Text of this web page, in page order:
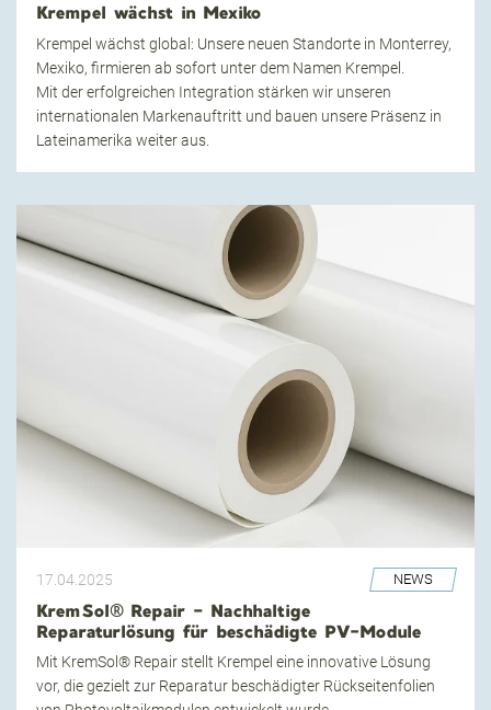
Krempel wächst in Mexiko
Krempel wächst global: Unsere neuen Standorte in Monterrey,
Mexiko, firmieren ab sofort unter dem Namen Krempel.
Mit der erfolgreichen Integration stärken wir unseren
internationalen Markenauftritt und bauen unsere Präsenz in
Lateinamerika weiter aus.
17.04.2025 NEWS
KremSol® Repair – Nachhaltige
Reparaturlösung für beschädigte PV-Module
Mit KremSol® Repair stellt Krempel eine innovative Lösung
vor, die gezielt zur Reparatur beschädigter Rückseitenfolien